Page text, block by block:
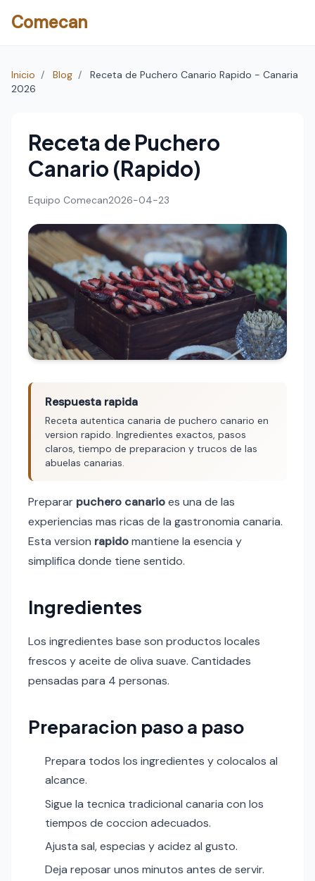
Comecan
Inicio / Blog /
Receta de Puchero Canario Rapido - Canaria
2026
Receta de Puchero
Canario (Rapido)
Equipo Comecan2026-04-23
Respuesta rapida
Receta autentica canaria de puchero canario en
version rapido. Ingredientes exactos, pasos
claros, tiempo de preparacion y trucos de las
abuelas canarias.
Preparar puchero canarioes una de las
experiencias mas ricas de la gastronomia canaria.
Esta version rapidomantiene la esencia y
simplifica donde tiene sentido.
Ingredientes
Los ingredientes base son productos locales
frescos y aceite de oliva suave. Cantidades
pensadas para 4 personas.
Preparacion paso a paso
Prepara todos los ingredientes y colocalos al
alcance.
Sigue la tecnica tradicional canaria con los
tiempos de coccion adecuados.
Ajusta sal, especias y acidez al gusto.
Deja reposar unos minutos antes de servir.